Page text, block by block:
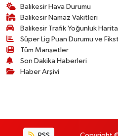
Balıkesir Hava Durumu
Balıkesir Namaz Vakitleri
Balıkesir Trafik Yoğunluk
Süper Lig Puan Durumu ve
Tüm Manşetler
Son Dakika Haberleri
Haber Arşivi